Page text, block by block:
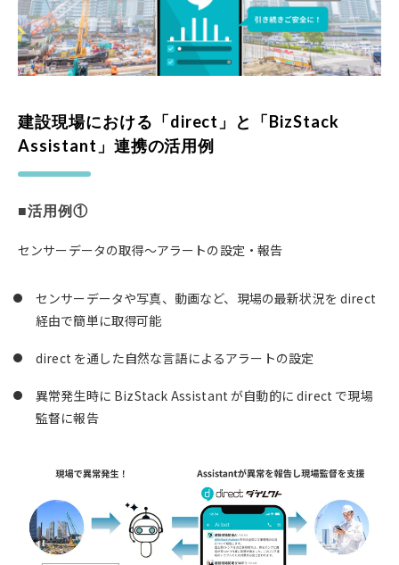
建設現場における「direct」と「BizStack
Assistant」連携の活用例
■活用例①
センサーデータの取得～アラートの設定・報告
センサーデータや写真、動画など、現場の最新状況を direct
経由で簡単に取得可能
direct を通した自然な言語によるアラートの設定
異常発生時に BizStack Assistant が自動的に direct で現場
監督に報告